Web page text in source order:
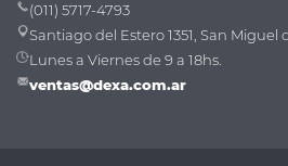
(011) 5717-4793
Santiago del Estero 1351, San Miguel
Lunes a Viernes de 9 a 18hs.
ventas@dexa.com.ar